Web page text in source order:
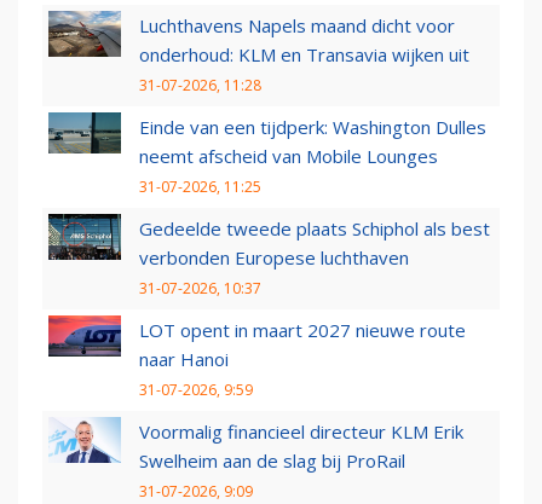
Luchthavens Napels maand dicht voor
onderhoud: KLM en Transavia wijken uit
31-07-2026, 11:28
Einde van een tijdperk: Washington Dulles
neemt afscheid van Mobile Lounges
31-07-2026, 11:25
Gedeelde tweede plaats Schiphol als best
verbonden Europese luchthaven
31-07-2026, 10:37
LOT opent in maart 2027 nieuwe route
naar Hanoi
31-07-2026, 9:59
Voormalig financieel directeur KLM Erik
Swelheim aan de slag bij ProRail
31-07-2026, 9:09